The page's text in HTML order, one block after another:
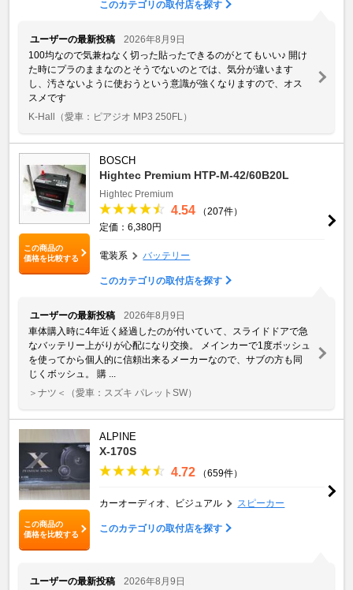
このカテゴリの取付店を探す
ユーザーの最新投稿
2026年8月9日
100均なので気兼ねなく切った貼ったできるのがとてもいい♪ 開け
た時にプラのままなのとそうでないのとでは、気分が違います
し、汚さないように使おうという意識が強くなりますので、オス
スメです
K-Hall （愛車：ピアジオ MP3 250FL）
この商品の
価格を比較する
BOSCH
Hightec Premium HTP-M-42/60B20L
Hightec Premium
4.54
（207件）
定価：6,380円
電装系 バッテリー
このカテゴリの取付店を探す
ユーザーの最新投稿
2026年8月9日
車体購入時に4年近く経過したのが付いていて、スライドドアで急
なバッテリー上がりが心配になり交換。 メインカーで1度ボッシュ
を使ってから個人的に信頼出来るメーカーなので、サブの方も同
じくボッシュ。 購 ...
＞ナツ＜
（愛車：スズキ パレットSW）
この商品の
価格を比較する
ALPINE
X-170S
4.72 （659件）
カーオーディオ、ビジュアル スピーカー
このカテゴリの取付店を探す
ユーザーの最新投稿
2026年8月9日